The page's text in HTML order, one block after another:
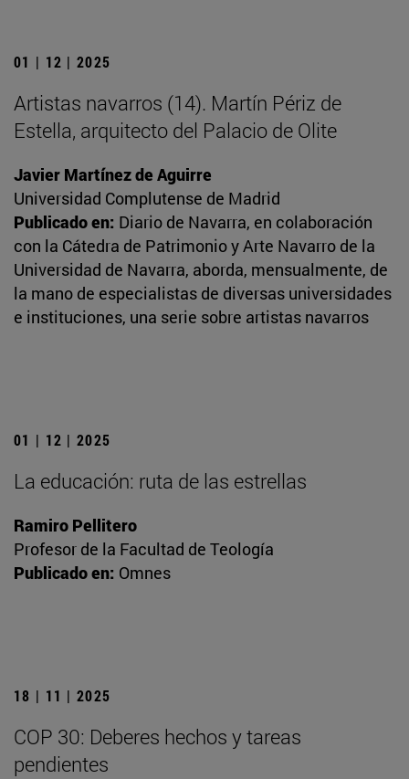
01 | 12 | 2025
Artistas navarros (14). Martín Périz de
Estella, arquitecto del Palacio de Olite
Javier Martínez de Aguirre
Universidad Complutense de Madrid
Publicado en: Diario de Navarra, en colaboración
con la Cátedra de Patrimonio y Arte Navarro de la
Universidad de Navarra, aborda, mensualmente, de
la mano de especialistas de diversas universidades
e instituciones, una serie sobre artistas navarros
01 | 12 | 2025
La educación: ruta de las estrellas
Ramiro Pellitero
Profesor de la Facultad de Teología
Publicado en: Omnes
18 | 11 | 2025
COP 30: Deberes hechos y tareas
pendientes